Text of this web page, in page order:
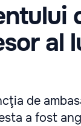
al
de
a fost